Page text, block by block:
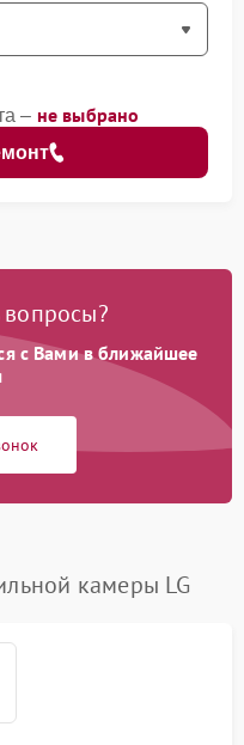
– не выбрано
вопросы?
с Вами в ближайшее
камеры LG